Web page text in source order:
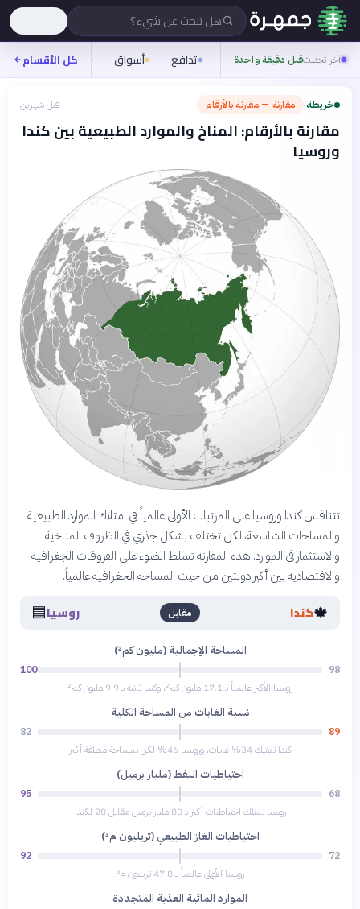
هل تبحث عن شيء؟
آخر تحديثقبل دقيقة واحدة تدافع أسواق ناس روح
كل الأقسام
خريطة› مقارنة — مقارنة بالأرقام قبل شهرين
مقارنة بالأرقام: المناخ والموارد الطبيعية بين كندا
وروسيا
تتنافس كندا وروسيا على المرتبات الأولى عالمياً في امتلاك الموارد الطبيعية
والمساحات الشاسعة، لكن تختلف بشكل جذري في الظروف المناخية
والاستثمار في الموارد. هذه المقارنة تسلط الضوء على الفروقات الجغرافية
والاقتصادية بين أكبر دولتين من حيث المساحة الجغرافية عالمياً.
🍁كندا مقابل روسيا🟦
المساحة الإجمالية (مليون كم²)
98
100
روسيا الأكبر عالمياً بـ 17.1 مليون كم²، وكندا ثانية بـ 9.9 مليون كم²
نسبة الغابات من المساحة الكلية
89
82
كندا تمتلك 34% غابات، وروسيا 46% لكن بمساحة مطلقة أكبر
احتياطيات النفط (مليار برميل)
68
95
روسيا تمتلك احتياطيات أكبر بـ 80 مليار برميل مقابل 20 لكندا
احتياطيات الغاز الطبيعي (تريليون م³)
72
92
روسيا الأولى عالمياً بـ 47.8 تريليون م³
الموارد المائية العذبة المتجددة